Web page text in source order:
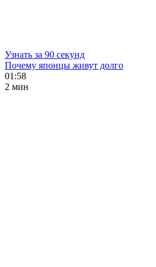
Узнать за 90 секунд
Почему японцы живут долго
01:58
2 мин